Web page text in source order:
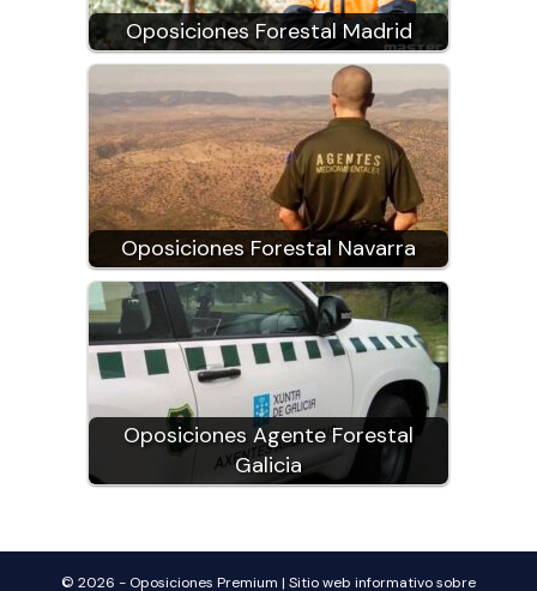
Oposiciones Forestal Madrid
Oposiciones Forestal Navarra
Oposiciones Agente Forestal
Galicia
© 2026 - Oposiciones Premium | Sitio web informativo sobre